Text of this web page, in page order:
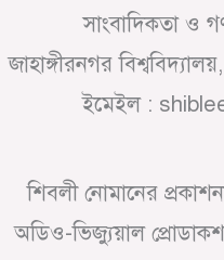
সাংবাদিকতা ও
জাহাঙ্গীরনগর
ইমেইল :
শিবলী নোমানের
অডিও-ভিজ্যুয়াল